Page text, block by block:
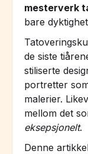
mesterverk
bare
de siste
stiliserte
portretter
malerier.
mellom det
eksepsjonelt.
Denne